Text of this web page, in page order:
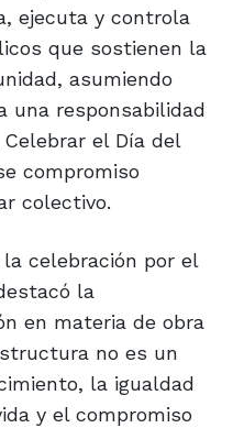
ejecuta y controla
que sostienen la
asumiendo
una responsabilidad
el Día del
compromiso
colectivo.
celebración por el
la
en materia de obra
no es un
la igualdad
y el compromiso